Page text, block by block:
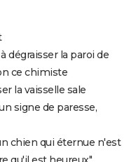
dégraisser la paroi de
ce chimiste
la vaisselle sale
signe de paresse,
chien qui éternue n'est